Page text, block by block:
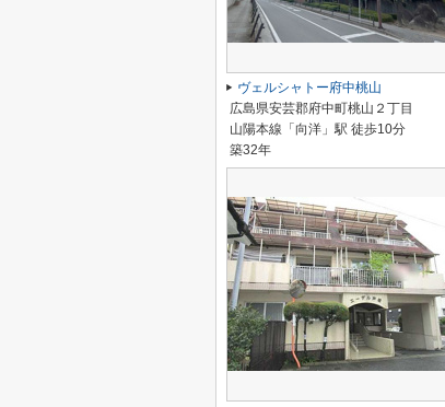
ヴェルシャトー府中桃山
広島県安芸郡府中町桃山２丁目
山陽本線「向洋」駅 徒歩10分
築32年